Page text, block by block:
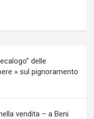
delle
» sul pignoramento
vendita – a Beni